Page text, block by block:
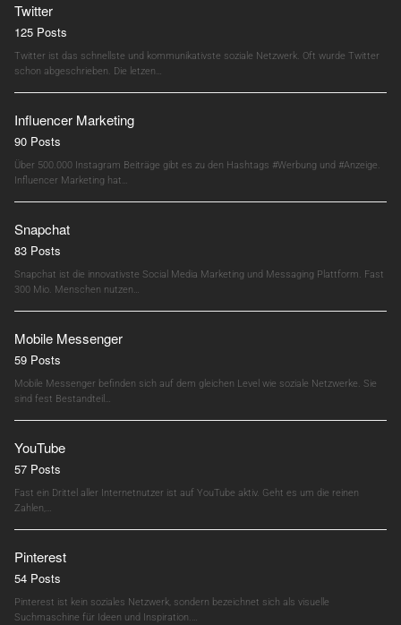
Twitter
125 Posts
Twitter ist das schnellste und kommunikativste soziale Netzwerk. Oft wurde Twitter
schon abgeschrieben. Die letzen…
Influencer Marketing
90 Posts
Über 500.000 Instagram Beiträge gibt es zu den Hashtags #Werbung und #Anzeige.
Influencer Marketing hat…
Snapchat
83 Posts
Snapchat ist die innovativste Social Media Marketing und Messaging Plattform. Fast
300 Mio. Menschen nutzen…
Mobile Messenger
59 Posts
Mobile Messenger befinden sich auf dem gleichen Level wie soziale Netzwerke. Sie
sind fest Bestandteil…
YouTube
57 Posts
Fast ein Drittel aller Internetnutzer ist auf YouTube aktiv. Geht es um die reinen
Zahlen,…
Pinterest
54 Posts
Pinterest ist kein soziales Netzwerk, sondern bezeichnet sich als visuelle
Suchmaschine für Ideen und Inspiration.…